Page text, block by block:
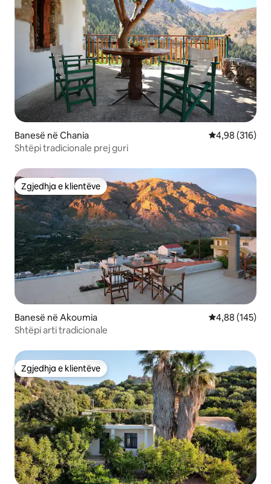
Banesë në Chania Vlerësimi
4,98 (316)
Shtëpi tradicionale prej guri
Zgjedhja e klientëve
Zgjedhja e klientëve
Banesë në Akoumia Vlerësimi
4,88 (145)
Shtëpi arti tradicionale
Zgjedhja e klientëve
Zgjedhja e klientëve